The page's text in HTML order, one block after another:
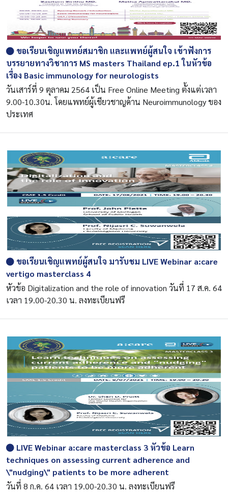
ขอเรียนเชิญแพทย์สมาชิก และแพทย์ผู้สนใจ เข้าฟังการ
บรรยายทางวิชาการ MS masters Thailand ep.1 ในหัวข้อ
เรื่อง Basic immunology for neurologists
วันเสาร์ที่ 9 ตุลาคม 2564 เป็น Free Online Meeting ตั้งแต่เวลา
9.00-10.30น. โดยแพทย์ผู้เชียวชาญด้าน Neuroimmunology ของ
ประเทศ
ขอเรียนเชิญแพทย์ผู้สนใจ มารับชม LIVE Webinar a:care
vertigo masterclass 4
หัวข้อ Digitalization and the role of innovation วันที่ 17 ส.ค. 64
เวลา 19.00-20.30 น. ลงทะเบียนฟรี
LIVE Webinar a:care masterclass 3 หัวข้อ Learn
techniques on assessing current adherence and
\"nudging\" patients to be more adherent
วันที่ 8 ก.ค. 64 เวลา 19.00-20.30 น. ลงทะเบียนฟรี